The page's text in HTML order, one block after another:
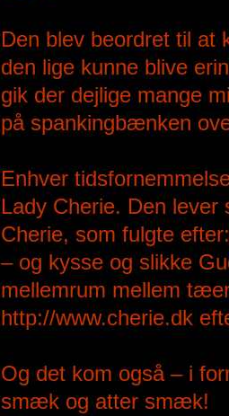
Den blev beordret til at
den lige kunne blive
gik der dejlige mange
på spankingbænken
Enhver
Lady Cherie. Den lever
Cherie, som fulgte
– og kysse og slikke
mellemrum mellem
http://www.cherie.dk
Og det kom også – i
smæk og atter smæk!